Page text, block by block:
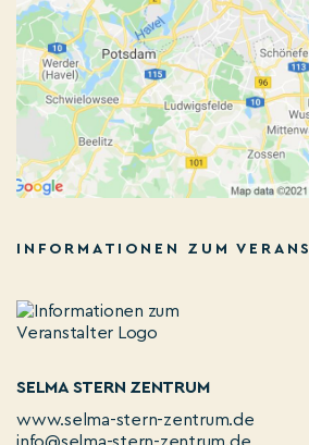
INFORMATIONEN ZUM
SELMA STERN ZENTRUM
www.selma-stern-zentrum.de